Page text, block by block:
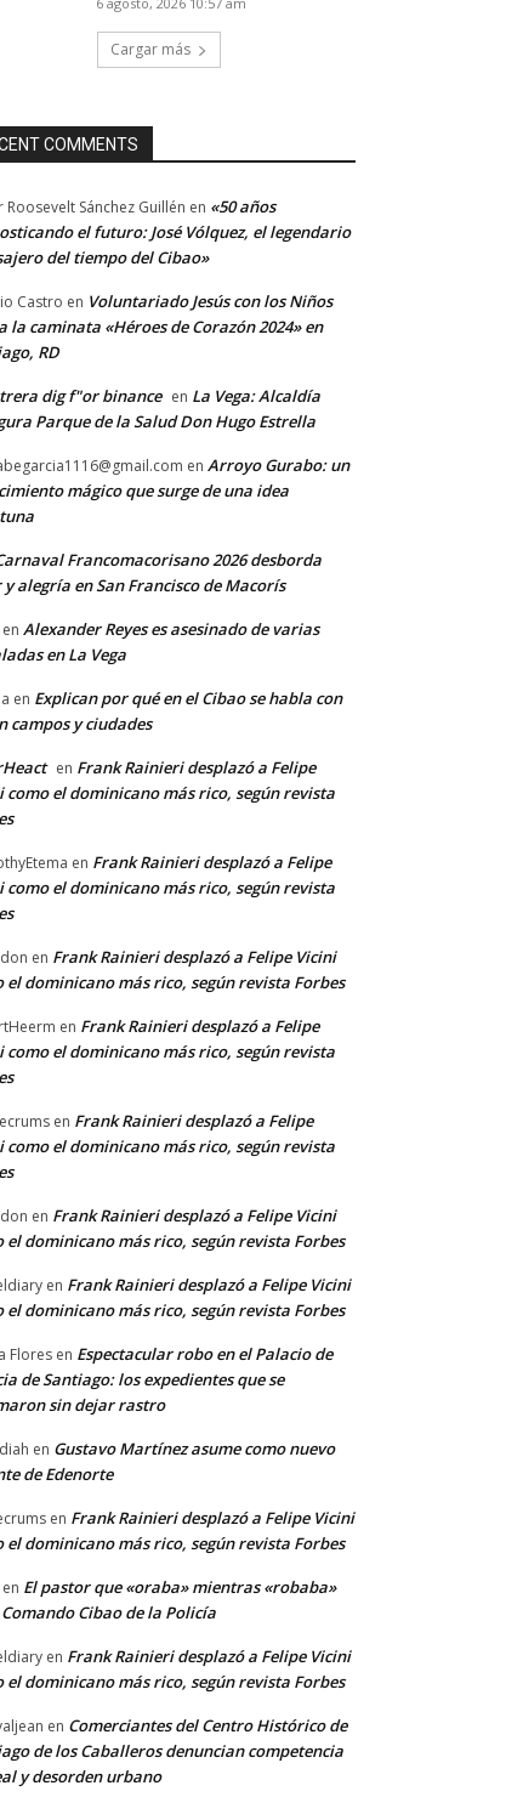
Cargar más
COMMENTS
Roosevelt Sánchez Guillén en «50 años
el futuro: José Vólquez, el legendario
del tiempo del Cibao»
Castro en Voluntariado Jesús con los Niños
la caminata «Héroes de Corazón 2024» en
RD
dig f"or binance en La Vega: Alcaldía
Parque de la Salud Don Hugo Estrella
en Arroyo Gurabo: un
mágico que surge de una idea
Francomacorisano 2026 desborda
alegría en San Francisco de Macorís
en Alexander Reyes es asesinado de varias
en La Vega
en Explican por qué en el Cibao se habla con
campos y ciudades
en Frank Rainieri desplazó a Felipe
como el dominicano más rico, según revista
en Frank Rainieri desplazó a Felipe
como el dominicano más rico, según revista
en Frank Rainieri desplazó a Felipe Vicini
el dominicano más rico, según revista Forbes
en Frank Rainieri desplazó a Felipe
como el dominicano más rico, según revista
en Frank Rainieri desplazó a Felipe
como el dominicano más rico, según revista
en Frank Rainieri desplazó a Felipe Vicini
el dominicano más rico, según revista Forbes
en Frank Rainieri desplazó a Felipe Vicini
el dominicano más rico, según revista Forbes
Flores en Espectacular robo en el Palacio de
de Santiago: los expedientes que se
sin dejar rastro
en Gustavo Martínez asume como nuevo
de Edenorte
en Frank Rainieri desplazó a Felipe Vicini
el dominicano más rico, según revista Forbes
en El pastor que «oraba» mientras «robaba»
Cibao de la Policía
en Frank Rainieri desplazó a Felipe Vicini
el dominicano más rico, según revista Forbes
en Comerciantes del Centro Histórico de
de los Caballeros denuncian competencia
y desorden urbano